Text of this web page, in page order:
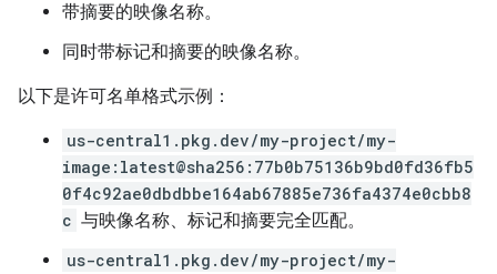
带摘要的映像名称。
同时带标记和摘要的映像名称。
以下是许可名单格式示例：
us-central1.pkg.dev/my-project/my-
image:latest@sha256:77b0b75136b9bd0fd36fb5
0f4c92ae0dbdbbe164ab67885e736fa4374e0cbb8
c 与映像名称、标记和摘要完全匹配。
us-central1.pkg.dev/my-project/my-